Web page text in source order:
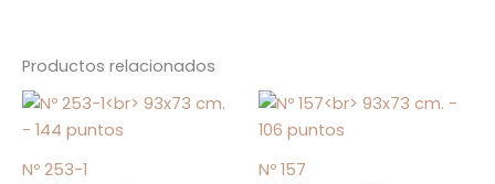
Productos relacionados
Nº 253-1
Nº 157